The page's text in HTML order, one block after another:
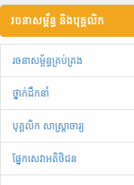
រចនាសម្ព័ន្ធ និងបុគ្គលិក
រចនាសម្ព័ន្ធគ្រប់គ្រង
ថ្នាក់ដឹកនាំ
បុគ្គលិក សាស្ត្រាចារ្យ
ផ្នែកសេវាអតិថិជន